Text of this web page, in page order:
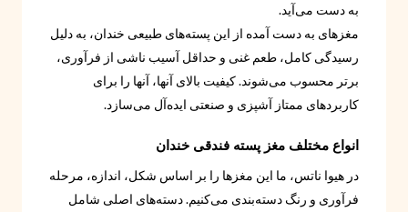
به دست می‌آید.
مغزهای به دست آمده از این پسته‌های طبیعی خندان، به دلیل
رسیدگی کامل، طعم غنی و حداقل آسیب ناشی از فرآوری،
برتر محسوب می‌شوند. کیفیت بالای آنها، آنها را برای
کاربردهای ممتاز آشپزی و صنعتی ایده‌آل می‌سازد.
انواع مختلف مغز پسته فندقی خندان
در هیوا ناتس، ما این مغزها را بر اساس شکل، اندازه، مرحله
فرآوری و رنگ دسته‌بندی می‌کنیم. دسته‌های اصلی شامل